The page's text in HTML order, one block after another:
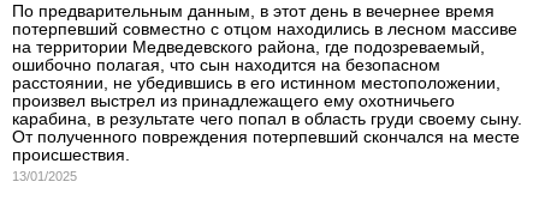
По предварительным данным, в этот день в вечернее время
потерпевший совместно с отцом находились в лесном массиве
на территории Медведевского района, где подозреваемый,
ошибочно полагая, что сын находится на безопасном
расстоянии, не убедившись в его истинном местоположении,
произвел выстрел из принадлежащего ему охотничьего
карабина, в результате чего попал в область груди своему сыну.
От полученного повреждения потерпевший скончался на месте
происшествия.
13/01/2025